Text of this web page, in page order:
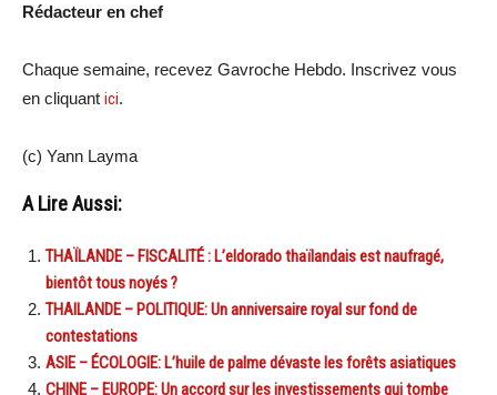
Rédacteur en chef
Chaque semaine, recevez Gavroche Hebdo. Inscrivez vous
en cliquant ici.
(c) Yann Layma
A Lire Aussi:
THAÏLANDE – FISCALITÉ : L’eldorado thaïlandais est naufragé,
bientôt tous noyés ?
THAILANDE – POLITIQUE: Un anniversaire royal sur fond de
contestations
ASIE – ÉCOLOGIE: L’huile de palme dévaste les forêts asiatiques
CHINE – EUROPE: Un accord sur les investissements qui tombe